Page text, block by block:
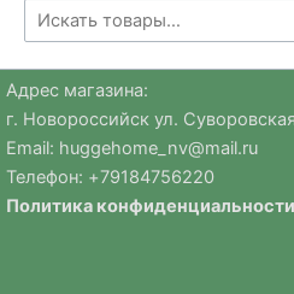
Адрес магазина:
г. Новороссийск ул.
Email: huggehome_nv@mail.ru
Телефон: +79184756220
Политика конфиденциальности